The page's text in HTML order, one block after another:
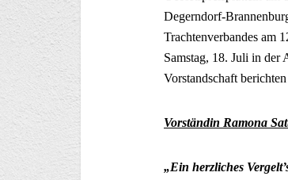
Degerndorf-
Trachtenverbandes am
Samstag, 18. Juli in der
Vorstandschaft
Vorständin Ramona
„Ein herzliches